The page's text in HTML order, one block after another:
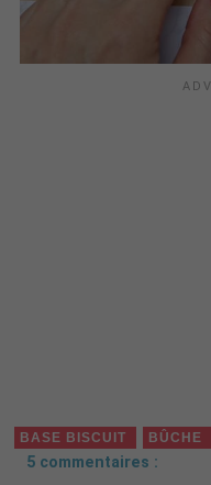
BASE BISCUIT BÛCHE
5 commentaires :